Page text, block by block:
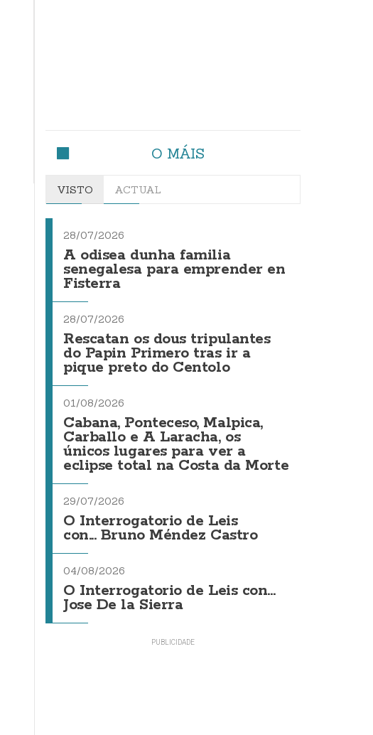
O MÁIS
VISTO ACTUAL
28/07/2026
A odisea dunha familia
senegalesa para emprender en
Fisterra
28/07/2026
Rescatan os dous tripulantes
do Papin Primero tras ir a
pique preto do Centolo
01/08/2026
Cabana, Ponteceso, Malpica,
Carballo e A Laracha, os
únicos lugares para ver a
eclipse total na Costa da Morte
29/07/2026
O Interrogatorio de Leis
con... Bruno Méndez Castro
04/08/2026
O Interrogatorio de Leis con...
Jose De la Sierra